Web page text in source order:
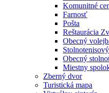
Komunitné
Farnosť
Pošta
Reštaurácia
Obecný
Obecný
Miestny
Zberný dvor
Turistická mapa